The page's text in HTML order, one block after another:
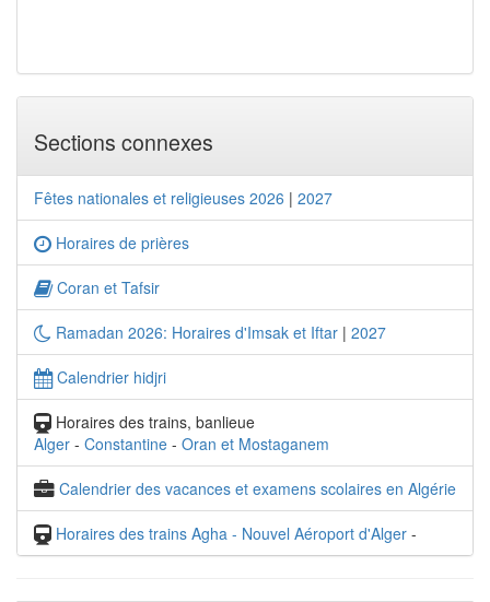
Sections connexes
Fêtes nationales et religieuses 2026 | 2027
Horaires de prières
Coran et Tafsir
Ramadan 2026: Horaires d'Imsak et Iftar | 2027
Calendrier hidjri
Horaires des trains, banlieue
Alger - Constantine - Oran et Mostaganem
Calendrier des vacances et examens scolaires en Algérie
Horaires des trains Agha - Nouvel Aéroport d'Alger -